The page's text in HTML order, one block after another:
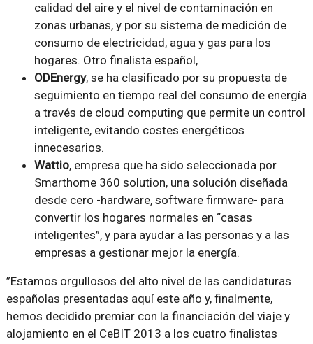
calidad del aire y el nivel de contaminación en
zonas urbanas, y por su sistema de medición de
consumo de electricidad, agua y gas para los
hogares. Otro finalista español,
ODEnergy, se ha clasificado por su propuesta de
seguimiento en tiempo real del consumo de energía
a través de cloud computing que permite un control
inteligente, evitando costes energéticos
innecesarios.
Wattio, empresa que ha sido seleccionada por
Smarthome 360 solution, una solución diseñada
desde cero -hardware, software firmware- para
convertir los hogares normales en “casas
inteligentes”, y para ayudar a las personas y a las
empresas a gestionar mejor la energía.
”Estamos orgullosos del alto nivel de las candidaturas
españolas presentadas aquí este año y, finalmente,
hemos decidido premiar con la financiación del viaje y
alojamiento en el CeBIT 2013 a los cuatro finalistas